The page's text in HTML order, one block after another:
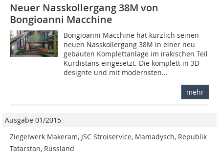
Neuer Nasskollergang 38M von
Bongioanni Macchine
Bongioanni Macchine hat kürzlich seinen
neuen Nasskollergang 38M in einer neu
gebauten Komplettanlage im irakischen Teil
Kurdistans eingesetzt. Die komplett in 3D
designte und mit modernsten...
mehr
Ausgabe 01/2015
Ziegelwerk Makeram, JSC Stroiservice, Mamadysch, Republik
Tatarstan, Russland